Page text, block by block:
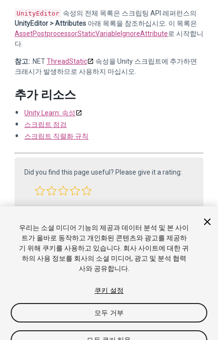
UnityEditor 속성의 전체 목록은 스크립팅 API 레퍼런스의
UnityEditor > Attributes 아래 목록을 참조하십시오. 이 목록은
AssetPostprocessorStaticVariableIgnoreAttribute로 시작합니
다.
참고: .NETThreadStatic
속성을 Unity 스크립트에 추가하면
크래시가 발생하므로 사용하지 마십시오.
추가 리소스
Unity Learn: 속성
스크립트 점검
스크립트 직렬화 규칙
Did you find this page useful? Please give it a rating:
Copyright ©2005-2025 Unity Technologies. All rights reserved. Built
from 6000.0.65f1 (f34bf41fecc5). Built on: 2025-12-15.
법적 고지 사항
우리는 소셜 미디어 기능의 제공과 데이터 분석 및 본 사이
트가 올바로 동작하고 개인화된 콘텐츠와 광고를 제공하
기 위해 쿠키를 사용하고 있습니다. 회사 사이트에 대한 귀
하의 사용 정보를 회사의 소셜 미디어, 광고 및 분석 협력
사와 공유합니다.
쿠키 설정
모두 거부